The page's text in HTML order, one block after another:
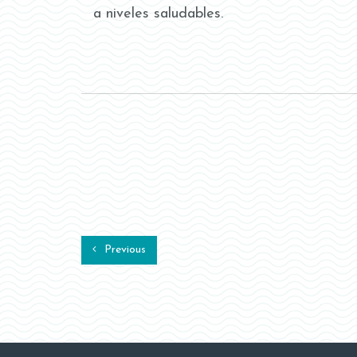
a niveles saludables.
Previous